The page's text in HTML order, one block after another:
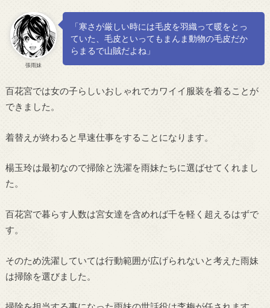
張雨妹
「寒さが厳しい時には毛皮を羽織って暖をとっ
ていた、毛皮といってもまんま動物の毛皮だか
らまるで山賊だよね」
百花宮では女の子らしいおしゃれでカワイイ服装を着ることが
できました。
着替えが終わると早速仕事をすることになります。
楊玉玲は最初なので掃除と洗濯を雨妹たちに選ばせてくれまし
た。
百花宮で暮らす人数は宮女達を含めれば千を軽く超えるはずで
す。
そのため洗濯していては行動範囲が広げられないと考えた雨妹
は掃除を選びました。